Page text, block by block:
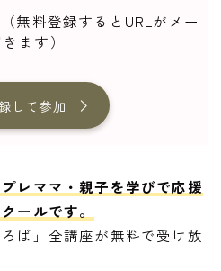
無料登録するとURLがメー
ます）
して参加
レママ・親子を学びで応援
ールです。
ば」全講座が無料で受け放